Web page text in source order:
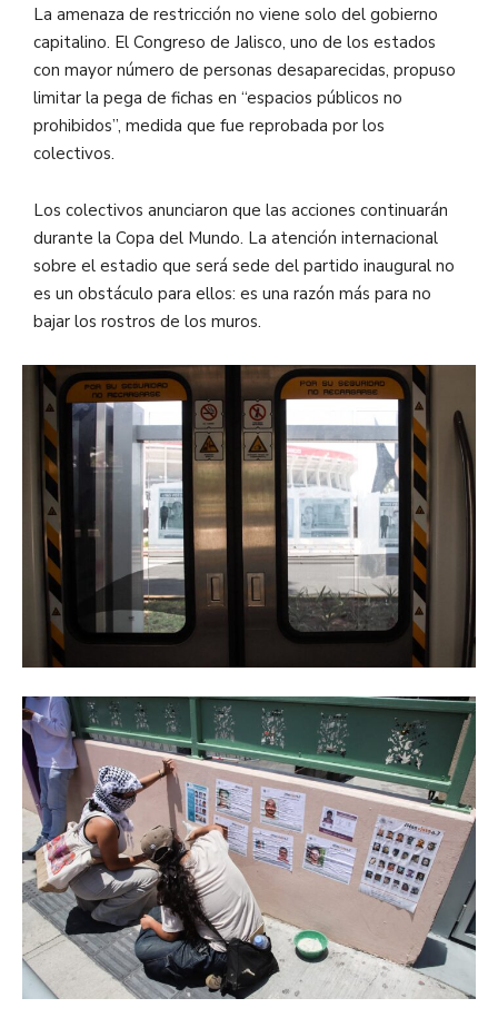
La amenaza de restricción no viene solo del gobierno
capitalino. El Congreso de Jalisco, uno de los estados
con mayor número de personas desaparecidas, propuso
limitar la pega de fichas en “espacios públicos no
prohibidos”, medida que fue reprobada por los
colectivos.
Los colectivos anunciaron que las acciones continuarán
durante la Copa del Mundo. La atención internacional
sobre el estadio que será sede del partido inaugural no
es un obstáculo para ellos: es una razón más para no
bajar los rostros de los muros.